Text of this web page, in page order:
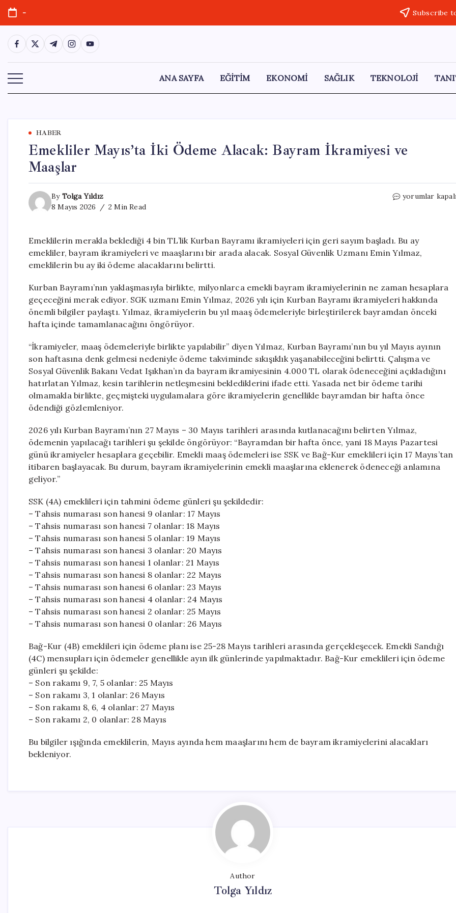
Skip
content
- Subscribe
https://www.facebook.com/
https://twitter.com/
https://t.me/
https://www.instagram.com/
https://youtube.com/
ANA SAYFA EĞİTİM EKONOMİ SAĞLIK TEKNOLOJİ
HABER
Emekliler Mayıs’ta İki Ödeme Alacak: Bayram İkramiyesi ve
Maaşlar
By Tolga Yıldız
8 Mayıs 2026
2 Min Read
Emekliler
Alacak:
Bayram
İkramiyesi
için
yorumlar
Emeklilerin merakla beklediği 4 bin TL’lik Kurban Bayramı ikramiyeleri için geri sayım başladı. Bu ay
emekliler, bayram ikramiyeleri ve maaşlarını bir arada alacak. Sosyal Güvenlik Uzmanı Emin Yılmaz,
emeklilerin bu ay iki ödeme alacaklarını belirtti.
Kurban Bayramı’nın yaklaşmasıyla birlikte, milyonlarca emekli bayram ikramiyelerinin ne zaman hesaplara
geçeceğini merak ediyor. SGK uzmanı Emin Yılmaz, 2026 yılı için Kurban Bayramı ikramiyeleri hakkında
önemli bilgiler paylaştı. Yılmaz, ikramiyelerin bu yıl maaş ödemeleriyle birleştirilerek bayramdan önceki
hafta içinde tamamlanacağını öngörüyor.
“İkramiyeler, maaş ödemeleriyle birlikte yapılabilir” diyen Yılmaz, Kurban Bayramı’nın bu yıl Mayıs ayının
son haftasına denk gelmesi nedeniyle ödeme takviminde sıkışıklık yaşanabileceğini belirtti. Çalışma ve
Sosyal Güvenlik Bakanı Vedat Işıkhan’ın da bayram ikramiyesinin 4.000 TL olarak ödeneceğini açıkladığını
hatırlatan Yılmaz, kesin tarihlerin netleşmesini beklediklerini ifade etti. Yasada net bir ödeme tarihi
olmamakla birlikte, geçmişteki uygulamalara göre ikramiyelerin genellikle bayramdan bir hafta önce
ödendiği gözlemleniyor.
2026 yılı Kurban Bayramı’nın 27 Mayıs – 30 Mayıs tarihleri arasında kutlanacağını belirten Yılmaz,
ödemenin yapılacağı tarihleri şu şekilde öngörüyor: “Bayramdan bir hafta önce, yani 18 Mayıs Pazartesi
günü ikramiyeler hesaplara geçebilir. Emekli maaş ödemeleri ise SSK ve Bağ-Kur emeklileri için 17 Mayıs’tan
itibaren başlayacak. Bu durum, bayram ikramiyelerinin emekli maaşlarına eklenerek ödeneceği anlamına
geliyor.”
SSK (4A) emeklileri için tahmini ödeme günleri şu şekildedir:
– Tahsis numarası son hanesi 9 olanlar: 17 Mayıs
– Tahsis numarası son hanesi 7 olanlar: 18 Mayıs
– Tahsis numarası son hanesi 5 olanlar: 19 Mayıs
– Tahsis numarası son hanesi 3 olanlar: 20 Mayıs
– Tahsis numarası son hanesi 1 olanlar: 21 Mayıs
– Tahsis numarası son hanesi 8 olanlar: 22 Mayıs
– Tahsis numarası son hanesi 6 olanlar: 23 Mayıs
– Tahsis numarası son hanesi 4 olanlar: 24 Mayıs
– Tahsis numarası son hanesi 2 olanlar: 25 Mayıs
– Tahsis numarası son hanesi 0 olanlar: 26 Mayıs
Bağ-Kur (4B) emeklileri için ödeme planı ise 25-28 Mayıs tarihleri arasında gerçekleşecek. Emekli Sandığı
(4C) mensupları için ödemeler genellikle ayın ilk günlerinde yapılmaktadır. Bağ-Kur emeklileri için ödeme
günleri şu şekilde:
– Son rakamı 9, 7, 5 olanlar: 25 Mayıs
– Son rakamı 3, 1 olanlar: 26 Mayıs
– Son rakamı 8, 6, 4 olanlar: 27 Mayıs
– Son rakamı 2, 0 olanlar: 28 Mayıs
Bu bilgiler ışığında emeklilerin, Mayıs ayında hem maaşlarını hem de bayram ikramiyelerini alacakları
bekleniyor.
Author
Tolga Yıldız